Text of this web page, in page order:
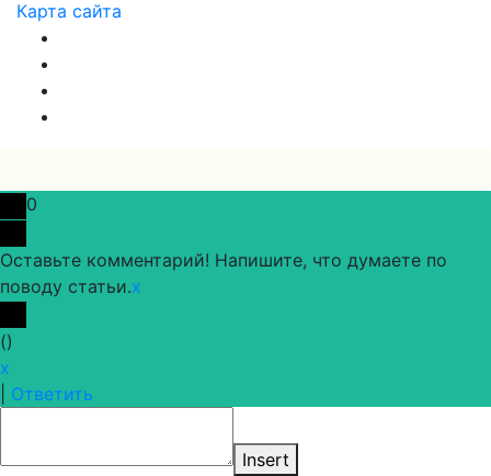
Карта сайта
0
Оставьте комментарий! Напишите, что думаете по
поводу статьи.x
()
x
Ответить
Insert